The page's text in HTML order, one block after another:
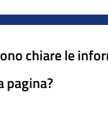
chiare le
pagina?